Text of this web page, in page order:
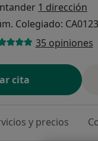
1 dirección
Colegiado:
35 opiniones
cita
y precios